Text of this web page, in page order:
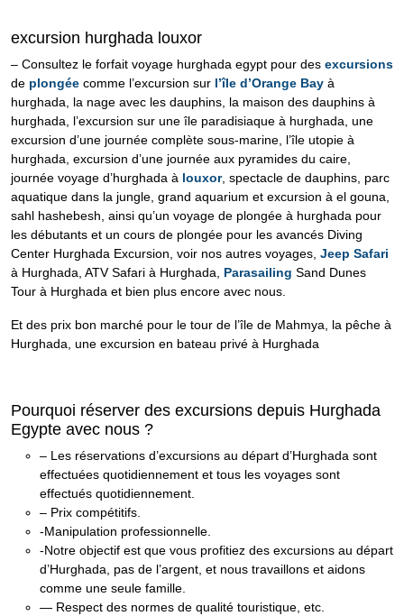
excursion hurghada louxor
– Consultez le forfait voyage hurghada egypt pour des excursions
de plongée comme l’excursion sur l’île d’Orange Bay à
hurghada, la nage avec les dauphins, la maison des dauphins à
hurghada, l’excursion sur une île paradisiaque à hurghada, une
excursion d’une journée complète sous-marine, l’île utopie à
hurghada, excursion d’une journée aux pyramides du caire,
journée voyage d’hurghada à louxor, spectacle de dauphins, parc
aquatique dans la jungle, grand aquarium et excursion à el gouna,
sahl hashebesh, ainsi qu’un voyage de plongée à hurghada pour
les débutants et un cours de plongée pour les avancés Diving
Center Hurghada Excursion, voir nos autres voyages, Jeep Safari
à Hurghada, ATV Safari à Hurghada,
Parasailing Sand Dunes
Tour à Hurghada et bien plus encore avec nous.
Et des prix bon marché pour le tour de l’île de Mahmya, la pêche à
Hurghada, une excursion en bateau privé à Hurghada
Pourquoi réserver des excursions depuis Hurghada
Egypte avec nous ?
– Les réservations d’excursions au départ d’Hurghada sont
effectuées quotidiennement et tous les voyages sont
effectués quotidiennement.
– Prix compétitifs.
-Manipulation professionnelle.
-Notre objectif est que vous profitiez des excursions au départ
d’Hurghada, pas de l’argent, et nous travaillons et aidons
comme une seule famille.
— Respect des normes de qualité touristique, etc.